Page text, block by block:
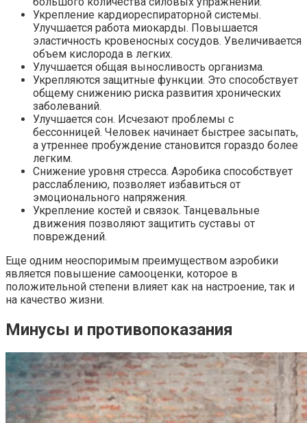
Укрепление кардиореспираторной системы.
Улучшается работа миокарды. Повышается
эластичность кровеносных сосудов. Увеличивается
объем кислорода в легких.
Улучшается общая выносливость организма.
Укрепляются защитные функции. Это способствует
общему снижению риска развития хронических
заболеваний.
Улучшается сон. Исчезают проблемы с
бессонницей. Человек начинает быстрее засыпать,
а утреннее пробуждение становится гораздо более
легким.
Снижение уровня стресса. Аэробика способствует
расслаблению, позволяет избавиться от
эмоционального напряжения.
Укрепление костей и связок. Танцевальные
движения позволяют защитить суставы от
повреждений.
Еще одним неоспоримым преимуществом аэробики
является повышение самооценки, которое в
положительной степени влияет как на настроение, так и
на качество жизни.
Минусы и противопоказания